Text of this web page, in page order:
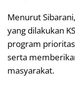
Menurut
yang dilakukan
program
serta
masyarakat.